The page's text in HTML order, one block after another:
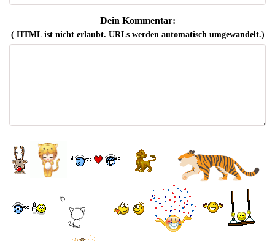
Dein Kommentar:
( HTML ist nichterlaubt. URLs werden automatisch umgewandelt.)